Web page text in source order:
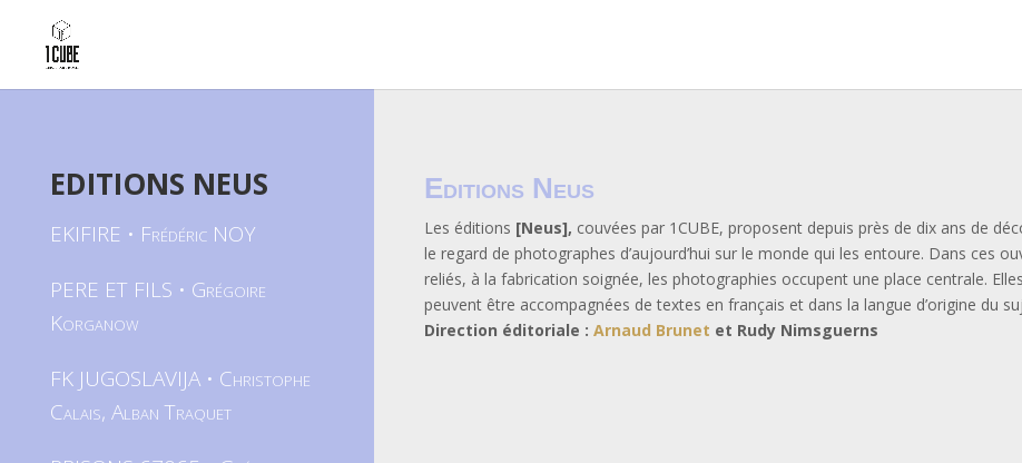
EDITIONS NEUS
EKIFIRE • Frédéric NOY
PERE ET FILS • Grégoire
Korganow
FK JUGOSLAVIJA • Christophe
Calais, Alban Traquet
Editions Neus
Les éditions [Neus], couvées par 1CUBE, proposent depuis près de dix ans de
le regard de photographes d’aujourd’hui sur le monde qui les entoure. Dans ces
reliés, à la fabrication soignée, les photographies occupent une place centrale. Elles
peuvent être accompagnées de textes en français et dans la langue d’origine du
Direction éditoriale : Arnaud Brunet et Rudy Nimsguerns